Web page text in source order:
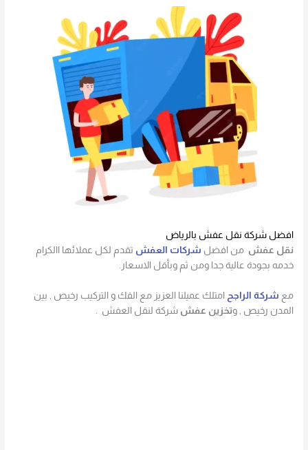
افضل شركة نقل عفش بالرياض
نقل عفش من افضل شركات العفش تقدم لكل عملائها االكرام
خدمه بجودة عالية جدا ومن ثم وبأقل الاسعار.
مع شركة الراجح امتلك عميلنا العزيز مع الفك و التركيب رخيص , بين
المدن رخيص , وتخزين عفش شركة لنقل العفش .